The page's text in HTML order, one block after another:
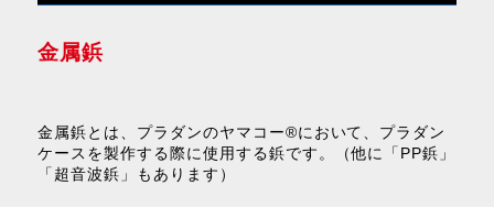
金属鋲
金属鋲とは、プラダンのヤマコー®において、プラダン
ケースを製作する際に使用する鋲です。（他に「PP鋲」
「超音波鋲」もあります）